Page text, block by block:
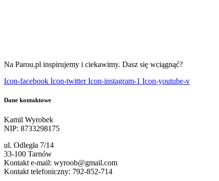
Na Parou.pl inspirujemy i ciekawimy. Dasz się wciągnąć?
Icon-facebook Icon-twitter Icon-instagram-1 Icon-youtube-v
Dane kontaktowe
Kamil Wyrobek
NIP: 8733298175
ul. Odległa 7/14
33-100 Tarnów
Kontakt e-mail: wyroob@gmail.com
Kontakt telefoniczny: 792-852-714